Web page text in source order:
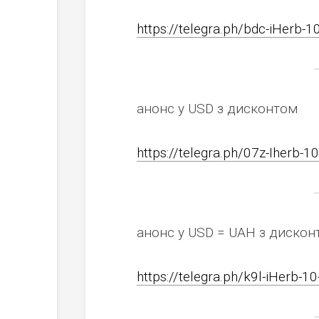
https://telegra.ph/bdc-iHerb-
анонс у USD з дисконтом
https://telegra.ph/07z-Iherb-
анонс у USD = UAH з
https://telegra.ph/k9l-iHerb-